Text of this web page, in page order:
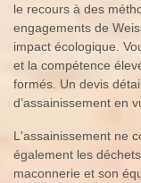
le recours à des
engagements de
impact écologique.
et la compétence
formés. Un devis
d’assainissement en
L'assainissement ne
également les
maconnerie et son